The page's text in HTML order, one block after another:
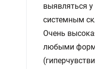
выявляться
системным
Очень
любыми